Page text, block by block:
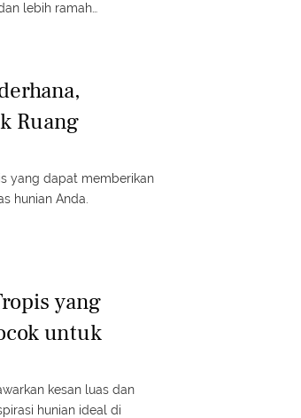
lebih ramah
Ruang
yang dapat memberikan
hunian Anda.
yang
untuk
kesan luas dan
hunian ideal di